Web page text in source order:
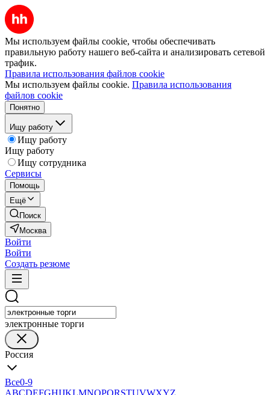
Мы используем файлы cookie, чтобы обеспечивать
правильную работу нашего веб-сайта и анализировать сетевой
трафик.
Правила использования файлов cookie
Мы используем файлы cookie. Правила использования
файлов cookie
Понятно
Ищу работу
Ищу работу
Ищу работу
Ищу сотрудника
Сервисы
Помощь
Ещё
Поиск
Москва
Войти
Войти
Создать резюме
электронные торги
Россия
Все0-9
ABCDEFGHIJKLMNOPQRSTUVWXYZ